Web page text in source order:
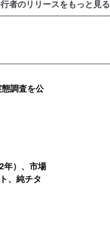
者のリリースをもっと見る
調査を公
年）、市場
、純チタ